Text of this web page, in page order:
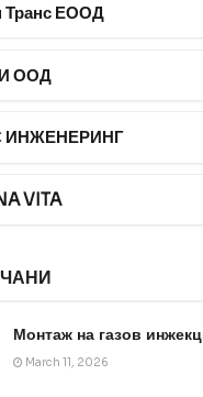
Транс ЕООД
ООД
ИНЖЕНЕРИНГ
VITA
Монтаж на газов
March 11, 2026